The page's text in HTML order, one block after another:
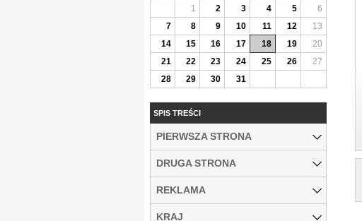
1
2 3 4 5
6
7
8 9 10 11 12
13
14
15 16 17 18 19
20
21
22 23 24 25 26
27
28
29 30 31
SPIS TREŚCI
PIERWSZA STRONA
DRUGA STRONA
REKLAMA
KRAJ